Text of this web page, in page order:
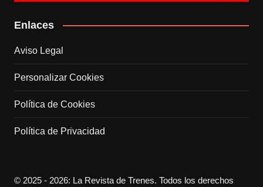
Enlaces
Aviso Legal
Personalizar Cookies
Política de Cookies
Política de Privacidad
© 2025 - 2026: La Revista de Trenes. Todos los derechos